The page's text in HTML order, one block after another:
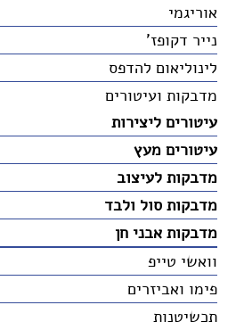
אוריגמי
נייר דקופז'
לינוליאום להדפס
מדבקות ועיטורים
עיטורים ליצירות
עיטורים מעץ
מדבקות לעיצוב
מדבקות סול ולבד
מדבקות אבני חן
וואשי טייפ
פימו ואביזרים
תכשיטנות